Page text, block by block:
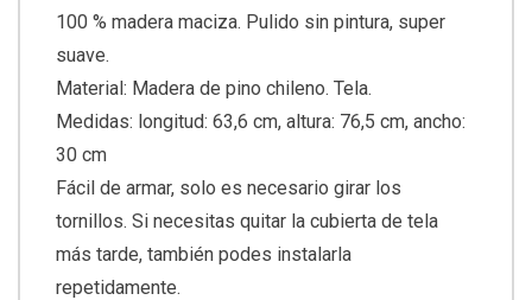
100 % madera maciza. Pulido sin pintura, super
suave.
Material: Madera de pino chileno. Tela.
Medidas: longitud: 63,6 cm, altura: 76,5 cm, ancho:
30 cm
Fácil de armar, solo es necesario girar los
tornillos. Si necesitas quitar la cubierta de tela
más tarde, también podes instalarla
repetidamente.